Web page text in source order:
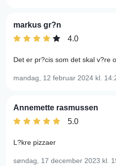
markus gr?n
4.0
Det er pr?cis som det skal v?re
mandag, 12 februar 2024 kl.
Annemette rasmussen
5.0
L?kre pizzaer
søndag, 17 december 2023 kl.